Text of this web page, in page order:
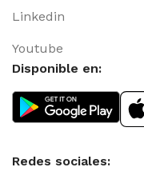
Linkedin
Youtube
Disponible en:
Redes sociales: